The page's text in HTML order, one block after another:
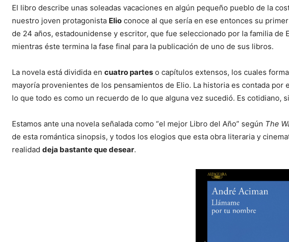
El libro describe unas soleadas vacaciones en algún pequeño pueblo de la
nuestro joven protagonista Elio conoce al que sería en ese entonces su
de 24 años, estadounidense y escritor, que fue seleccionado por la familia de
mientras éste termina la fase final para la publicación de uno de sus libros.
La novela está dividida en cuatro partes o capítulos extensos, los cuales
mayoría provenientes de los pensamientos de Elio. La historia es contada
lo que todo es como un recuerdo de lo que alguna vez sucedió. Es cotidiano,
Estamos ante una novela señalada como “el mejor Libro del Año” según The
de esta romántica sinopsis, y todos los elogios que esta obra literaria y
realidad deja bastante que desear.